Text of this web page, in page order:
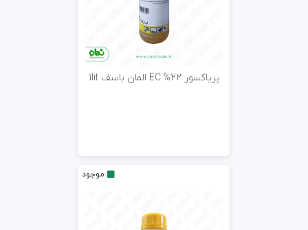
پریاکسور 22%.EC المان باسف 1lit
موجود